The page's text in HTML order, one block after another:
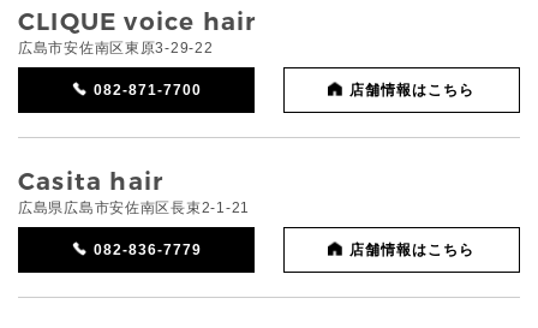
CLIQUE voice hair
広島市安佐南区東原3-29-22
082-871-7700 店舗情報はこちら
Casita hair
広島県広島市安佐南区長束2-1-21
082-836-7779 店舗情報はこちら